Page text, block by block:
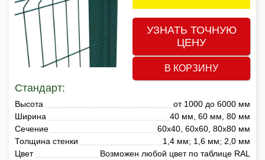
УЗНАТЬ ТОЧНУЮ
ЦЕНУ
В КОРЗИНУ
Стандарт:
Высота
от 1000 до 6000 мм
Ширина
40 мм, 60 мм, 80 мм
Сечение
60х40, 60х60, 80х80 мм
Толщина стенки
1,4 мм; 1,6 мм; 2,0 мм
Цвет
Возможен любой цвет по таблице RAL